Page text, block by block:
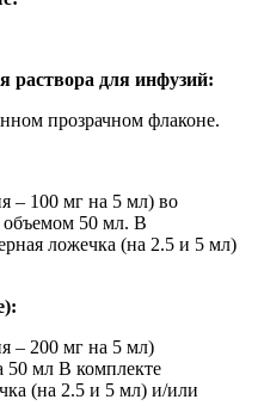
раствора для инфузий:
прозрачном флаконе.
– 100 мг на 5 мл) во
объемом 50 мл. В
ложечка (на 2.5 и 5 мл)
– 200 мг на 5 мл)
50 мл В комплекте
(на 2.5 и 5 мл) и/или